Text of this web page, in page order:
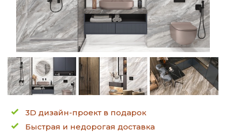
3D дизайн-проект в подарок
Быстрая и недорогая доставка